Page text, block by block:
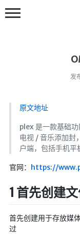
发
原文地址
plex 是一款基础
电视 / 音乐添加封
户端，包括手机平
官网： https://
1 首先创建
首先创建用于存放媒
过
bing壁
🔥排行
导航站
综合导
鱼塘热